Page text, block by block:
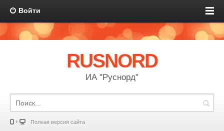
Войти
RUSNORD
ИА "Руснорд"
Полная версия сайта